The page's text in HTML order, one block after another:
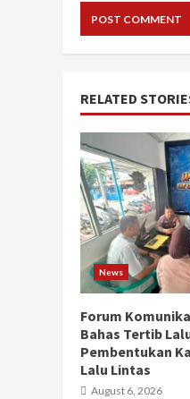
RELATED
News
Forum
Bahas Tertib
Pembentukan
Lalu Lintas
August 6, 2026